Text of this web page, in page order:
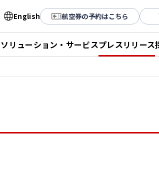
English 航空券の予約はこちら
ソリューション・サービスプレスリリース